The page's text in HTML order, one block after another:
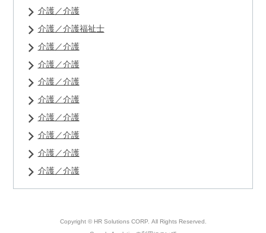
介護／介護
介護／介護福祉士
介護／介護
介護／介護
介護／介護
介護／介護
介護／介護
介護／介護
介護／介護
介護／介護
Copyright © HR Solutions CORP. All Rights Reserved.